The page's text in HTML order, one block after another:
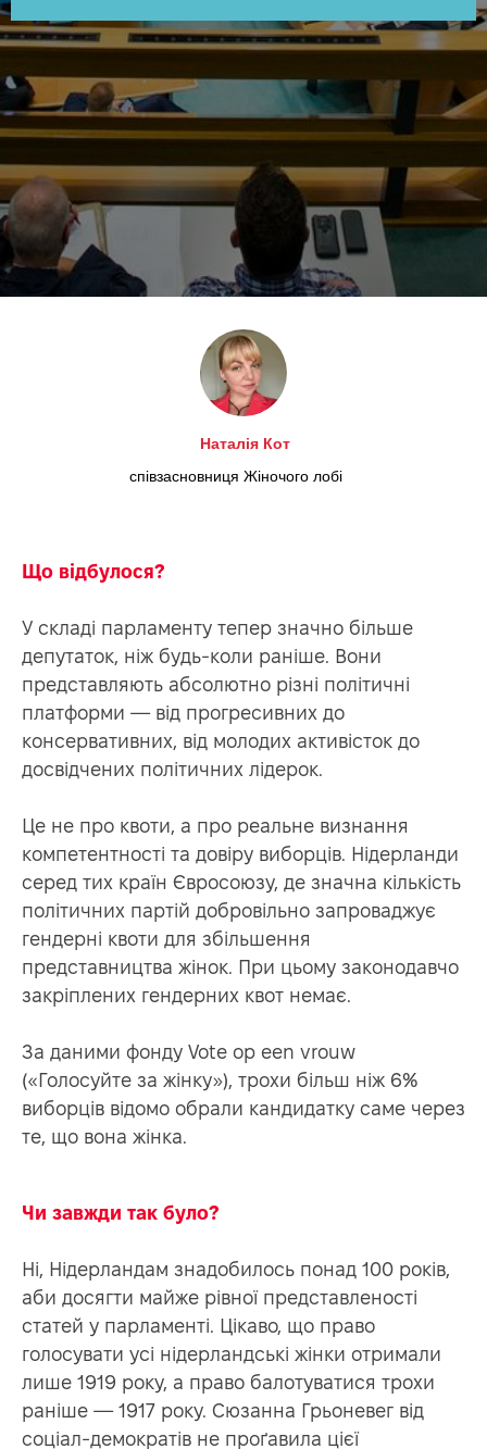
Наталія Кот
співзасновниця Жіночого лобі
Що відбулося?
У складі парламенту тепер значно більше
депутаток, ніж будь-коли раніше. Вони
представляють абсолютно різні політичні
платформи — від прогресивних до
консервативних, від молодих активісток до
досвідчених політичних лідерок.
Це не про квоти, а про реальне визнання
компетентності та довіру виборців. Нідерланди
серед тих країн Євросоюзу, де значна кількість
політичних партій добровільно запроваджує
гендерні квоти для збільшення
представництва жінок. При цьому законодавчо
закріплених гендерних квот немає.
За даними фонду Vote op een vrouw
(«Голосуйте за жінку»), трохи більш ніж 6%
виборців відомо обрали кандидатку саме через
те, що вона жінка.
Чи завжди так було?
Ні, Нідерландам знадобилось понад 100 років,
аби досягти майже рівної представленості
статей у парламенті. Цікаво, що право
голосувати усі нідерландські жінки отримали
лише 1919 року, а право балотуватися трохи
раніше — 1917 року. Сюзанна Грьоневег від
соціал-демократів не проґавила цієї